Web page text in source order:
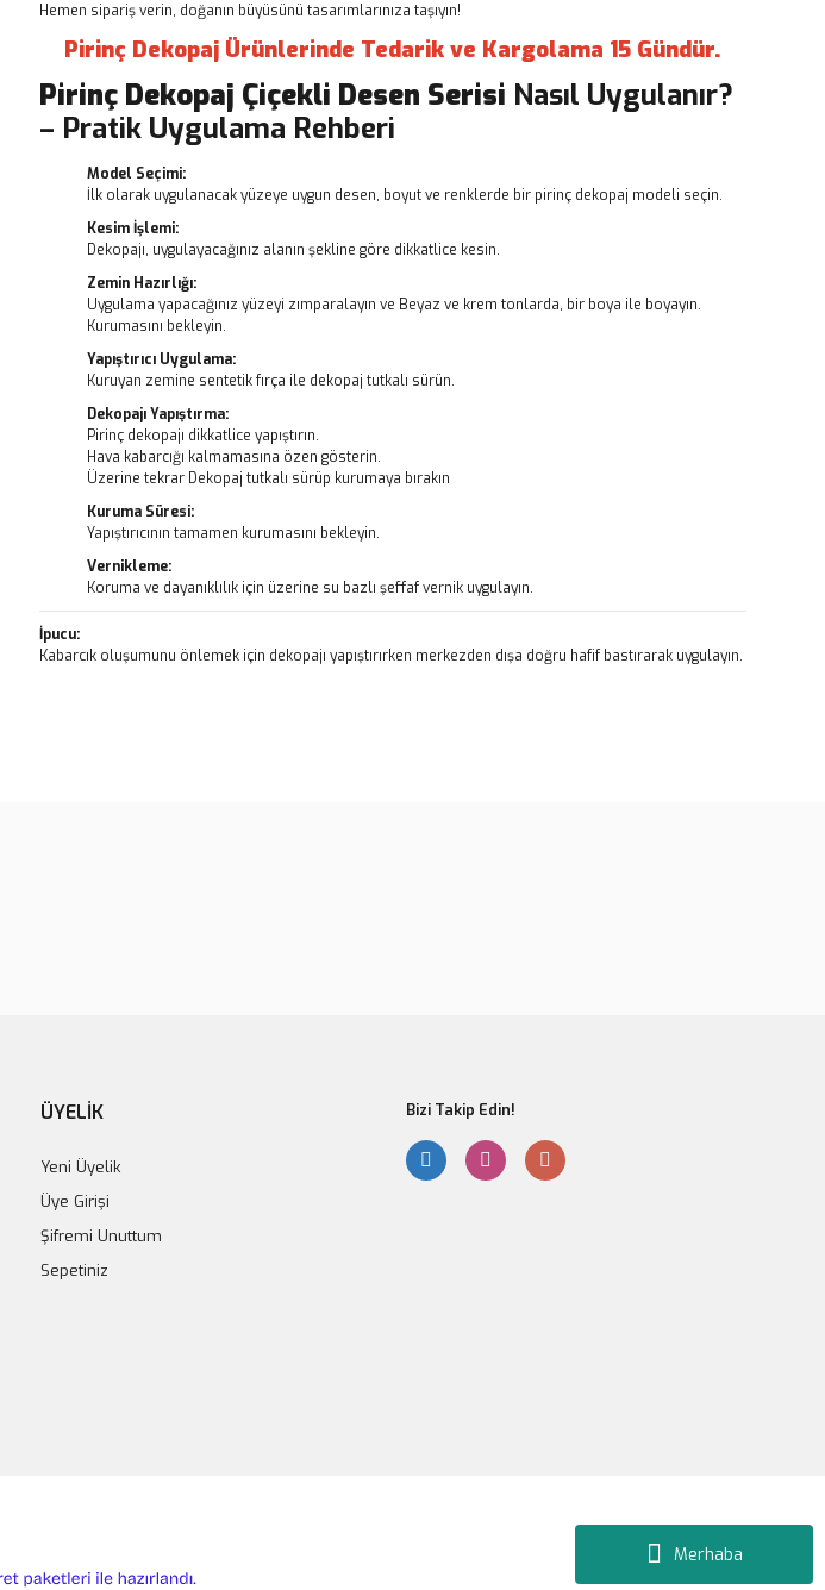
Merhaba
Hemen sipariş verin, doğanın büyüsünü tasarımlarınıza taşıyın!
Pirinç Dekopaj Ürünlerinde Tedarik ve Kargolama 15 Gündür.
Pirinç Dekopaj Çiçekli Desen Serisi Nasıl Uygulanır?
– Pratik Uygulama Rehberi
Model Seçimi:
İlk olarak uygulanacak yüzeye uygun desen, boyut ve renklerde bir pirinç dekopaj modeli seçin.
Kesim İşlemi:
Dekopajı, uygulayacağınız alanın şekline göre dikkatlice kesin.
Zemin Hazırlığı:
Uygulama yapacağınız yüzeyi zımparalayın ve Beyaz ve krem tonlarda, bir boya ile boyayın.
Kurumasını bekleyin.
Yapıştırıcı Uygulama:
Kuruyan zemine sentetik fırça ile dekopaj tutkalı sürün.
Dekopajı Yapıştırma:
Pirinç dekopajı dikkatlice yapıştırın.
Hava kabarcığı kalmamasına özen gösterin.
Üzerine tekrar Dekopaj tutkalı sürüp kurumaya bırakın
Kuruma Süresi:
Yapıştırıcının tamamen kurumasını bekleyin.
Vernikleme:
Koruma ve dayanıklılık için üzerine su bazlı şeffaf vernik uygulayın.
İpucu:
Kabarcık oluşumunu önlemek için dekopajı yapıştırırken merkezden dışa doğru hafif bastırarak uygulayın.
Gönder
ÜYELİK
Yeni Üyelik
Üye Girişi
Şifremi Unuttum
Sepetiniz
Bizi Takip Edin!
e-